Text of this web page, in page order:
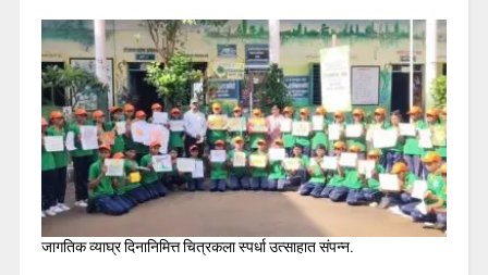
जागतिक व्याघ्र दिनानिमित्त चित्रकला स्पर्धा उत्साहात संपन्न.